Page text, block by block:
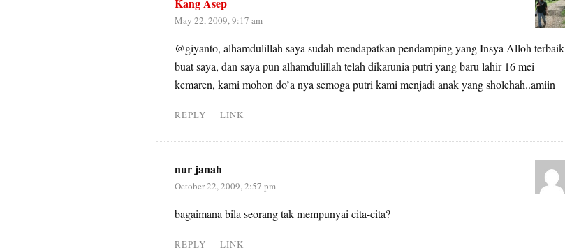
May 22, 2009, 9:17 am
@giyanto, alhamdulillah saya sudah mendapatkan pendamping yang Insya Alloh terbaik
buat saya, dan saya pun alhamdulillah telah dikarunia putri yang baru lahir 16 mei
kemaren, kami mohon do’a nya semoga putri kami menjadi anak yang sholehah..amiin
REPLY LINK
nur janah
October 22, 2009, 2:57 pm
bagaimana bila seorang tak mempunyai cita-cita?
REPLY LINK